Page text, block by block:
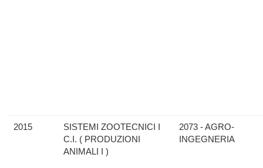
2015
SISTEMI ZOOTECNICI I
C.I. ( PRODUZIONI
ANIMALI I )
2073 - AGRO-
INGEGNERIA